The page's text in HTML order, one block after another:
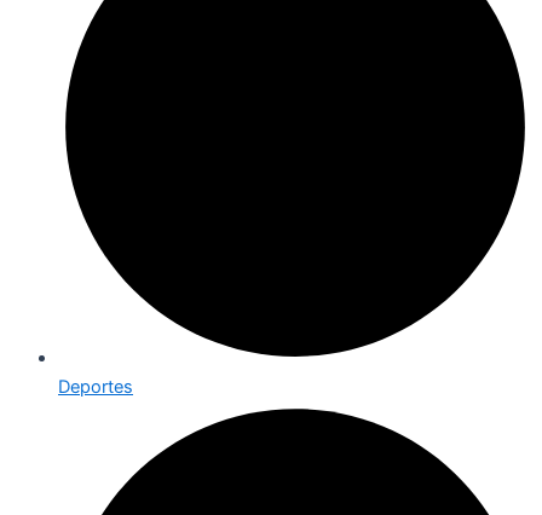
Deportes